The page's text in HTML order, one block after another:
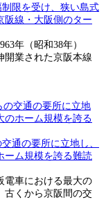
限を受け、狭い島式
阪線・大阪側のター
年（昭和38年）
開業された京阪本線
通の要所に立地し、
ーム規模を誇る難読
電車における最大の
古くから京阪間の交